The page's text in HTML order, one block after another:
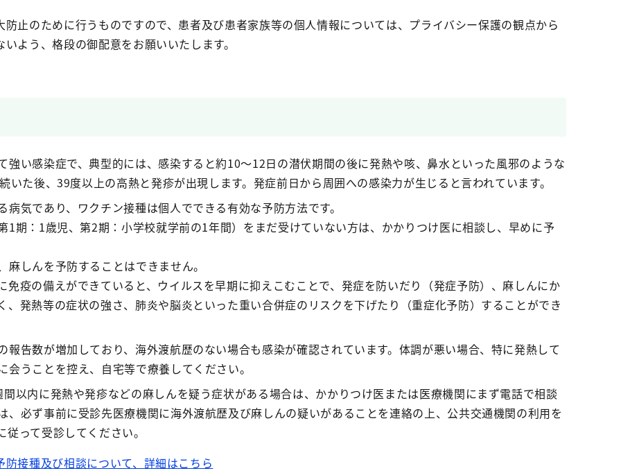
止のために行うものですので、患者及び患者家族等の個人情報については、プライバシー保護の観点から
よう、格段の御配意をお願いいたします。
強い感染症で、典型的には、感染すると約10〜12日の潜伏期間の後に発熱や咳、鼻水といった風邪のような
いた後、39度以上の高熱と発疹が出現します。発症前日から周囲への感染力が生じると言われています。
病気であり、ワクチン接種は個人でできる有効な予防方法です。
1期：1歳児、第2期：小学校就学前の1年間）をまだ受けていない方は、かかりつけ医に相談し、早めに予
しんを予防することはできません。
免疫の備えができていると、ウイルスを早期に抑えこむことで、発症を防いだり（発症予防）、麻しんにか
、発熱等の症状の強さ、肺炎や脳炎といった重い合併症のリスクを下げたり（重症化予防）することができ
報告数が増加しており、海外渡航歴のない場合も感染が確認されています。体調が悪い場合、特に発熱して
会うことを控え、自宅等で療養してください。
以内に発熱や発疹などの麻しんを疑う症状がある場合は、かかりつけ医または医療機関にまず電話で相談
、必ず事前に受診先医療機関に海外渡航歴及び麻しんの疑いがあることを連絡の上、公共交通機関の利用を
って受診してください。
接種及び相談について、詳細はこちら